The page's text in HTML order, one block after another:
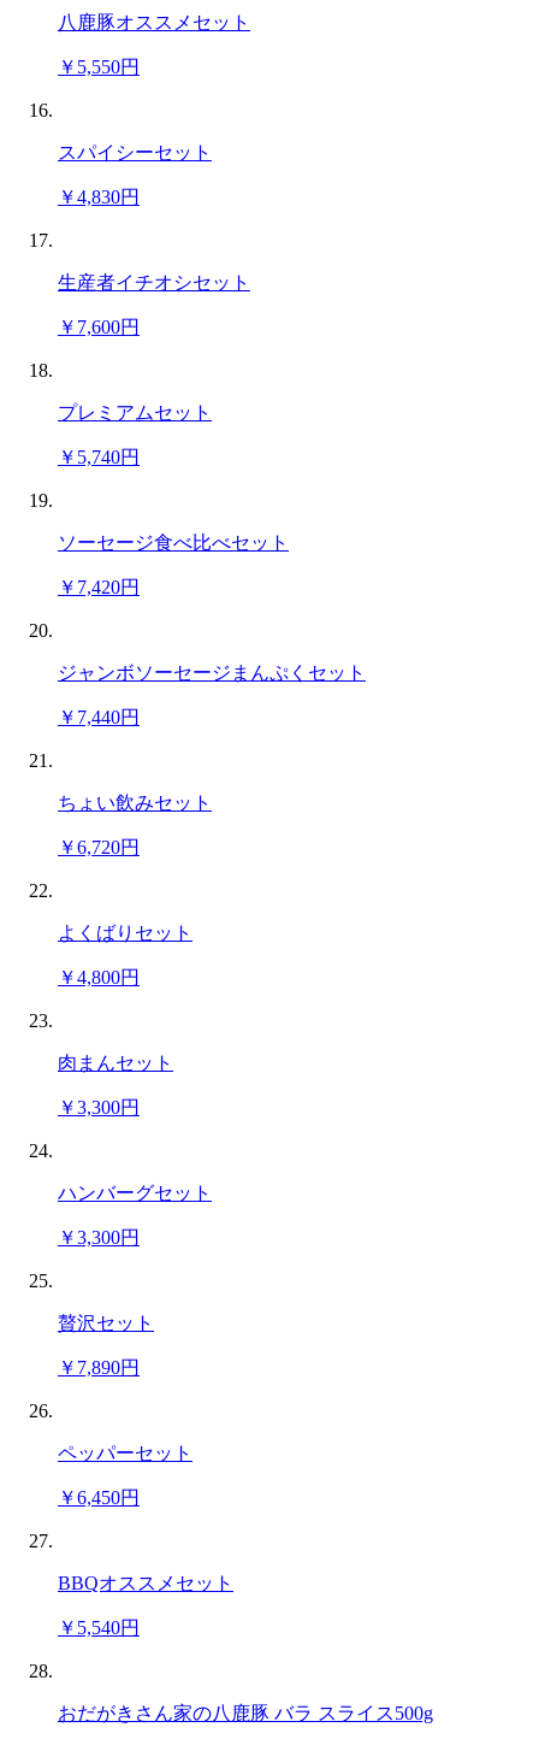
八鹿豚オススメセット
￥5,550円
スパイシーセット
￥4,830円
生産者イチオシセット
￥7,600円
プレミアムセット
￥5,740円
ソーセージ食べ比べセット
￥7,420円
ジャンボソーセージまんぷくセット
￥7,440円
ちょい飲みセット
￥6,720円
よくばりセット
￥4,800円
肉まんセット
￥3,300円
ハンバーグセット
￥3,300円
贅沢セット
￥7,890円
ペッパーセット
￥6,450円
BBQオススメセット
￥5,540円
おだがきさん家の八鹿豚 バラ スライス500g